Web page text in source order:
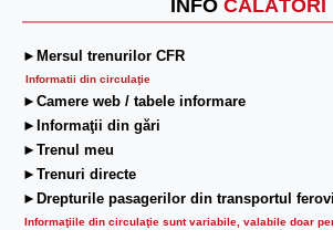
INFO CĂLĂTORI
►Mersul trenurilor CFR
Informatii din circulaţie
►Camere web / tabele informare
►Informaţii din gări
►Trenul meu
►Trenuri directe
►Drepturile pasagerilor din transportul
Informaţiile din circulaţie sunt variabile, valabile doar